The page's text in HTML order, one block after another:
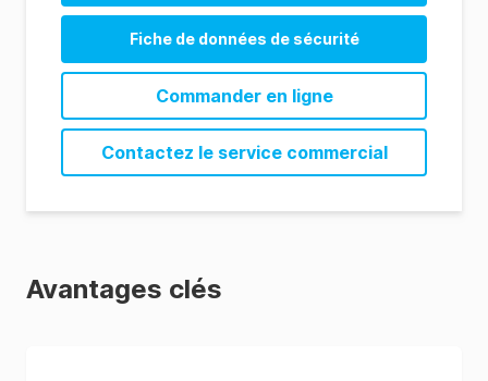
AlerTox ELISA Product Sheet (ES)
AlerTox ELISA Ovalbumin Instructions (ES)
Fiche de données de sécurité
Commander en ligne
Contactez le service commercial
Avantages clés